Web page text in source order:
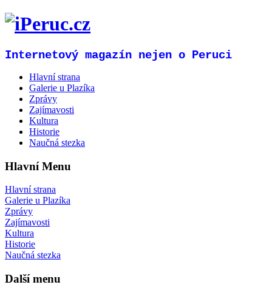
Internetový magazín nejen o Peruci
Hlavní strana
Galerie u Plazíka
Zprávy
Zajímavosti
Kultura
Historie
Naučná stezka
Hlavní Menu
Hlavní strana
Galerie u Plazíka
Zprávy
Zajímavosti
Kultura
Historie
Naučná stezka
Další menu